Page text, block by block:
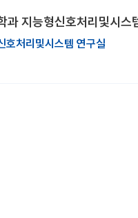
과 지능형신호처리및시
호처리및시스템 연구실